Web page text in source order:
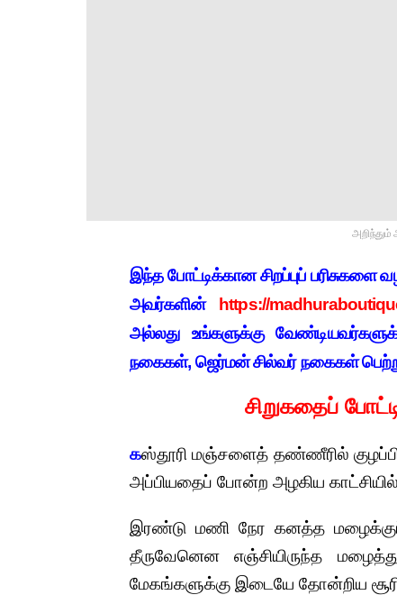
அறிந்தும்
இந்த போட்டிக்கான சிறப்புப்
அவர்களின்
https://
அல்லது உங்களுக்கு
நகைகள், ஜெர்மன் சில்வர் நகைகள்
சிறுகதைப்
கஸ்தூரி மஞ்சளைத் தண்ணீரில்
அப்பியதைப் போன்ற அழகிய
இரண்டு மணி நேர கனத்த
தீருவேனென எஞ்சியிருந்த
மேகங்களுக்கு இடையே தோன்றிய